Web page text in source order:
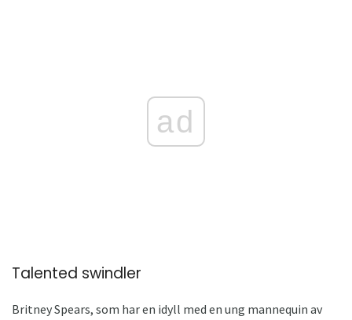
ad
Talented swindler
Britney Spears, som har en idyll med en ung mannequin av